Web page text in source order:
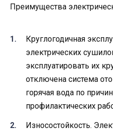
Преимущества
Круглогодичная
электрических
эксплуатировать их
отключена система
горячая вода по
профилактических
Износостойкость.